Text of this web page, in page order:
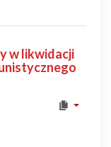
w likwidacji